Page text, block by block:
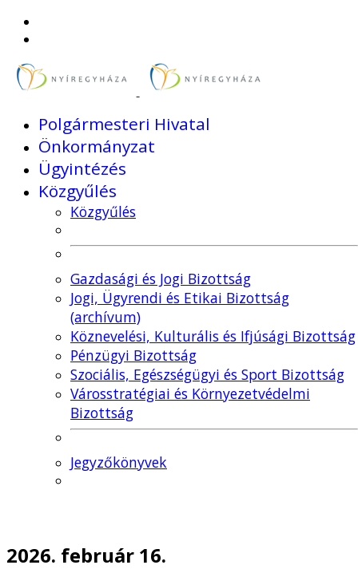
Polgármesteri Hivatal
Önkormányzat
Ügyintézés
Közgyűlés
Közgyűlés
Gazdasági és Jogi Bizottság
Jogi, Ügyrendi és Etikai Bizottság
(archívum)
Köznevelési, Kulturális és Ifjúsági Bizottság
Pénzügyi Bizottság
Szociális, Egészségügyi és Sport Bizottság
Városstratégiai és Környezetvédelmi
Bizottság
Jegyzőkönyvek
2026. február 16.